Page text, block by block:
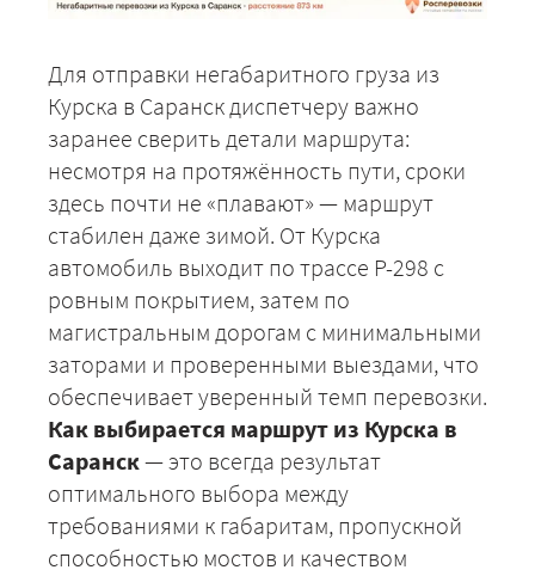
Для отправки негабаритного груза из
Курска в Саранск диспетчеру важно
заранее сверить детали маршрута:
несмотря на протяжённость пути, сроки
здесь почти не «плавают» — маршрут
стабилен даже зимой. От Курска
автомобиль выходит по трассе Р-298 с
ровным покрытием, затем по
магистральным дорогам с минимальными
заторами и проверенными выездами, что
обеспечивает уверенный темп перевозки.
Как выбирается маршрут из Курска в
Саранск — это всегда результат
оптимального выбора между
требованиями к габаритам, пропускной
способностью мостов и качеством
+7 (499) 520-05-23